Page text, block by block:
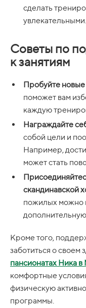
сделать
увлекательными.
Советы по
к занятиям
Пробуйте
поможет вам
каждую
Награждайте
собой цели и
Например,
может стать
скандинавской
пожилых можно
Кроме того,
заботиться о своем
пансионатах Ника в
комфортные
физическую
программы.